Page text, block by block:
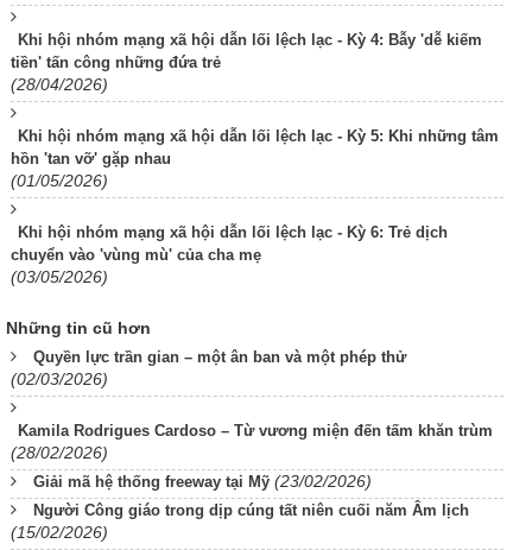
Khi hội nhóm mạng xã hội dẫn lối lệch lạc - Kỳ 4: Bẫy 'dễ kiếm
tiền' tấn công những đứa trẻ
(28/04/2026)
Khi hội nhóm mạng xã hội dẫn lối lệch lạc - Kỳ 5: Khi những tâm
hồn 'tan vỡ' gặp nhau
(01/05/2026)
Khi hội nhóm mạng xã hội dẫn lối lệch lạc - Kỳ 6: Trẻ dịch
chuyển vào 'vùng mù' của cha mẹ
(03/05/2026)
Những tin cũ hơn
Quyền lực trần gian – một ân ban và một phép thử
(02/03/2026)
Kamila Rodrigues Cardoso – Từ vương miện đến tấm khăn trùm
(28/02/2026)
Giải mã hệ thống freeway tại Mỹ (23/02/2026)
Người Công giáo trong dịp cúng tất niên cuối năm Âm lịch
(15/02/2026)